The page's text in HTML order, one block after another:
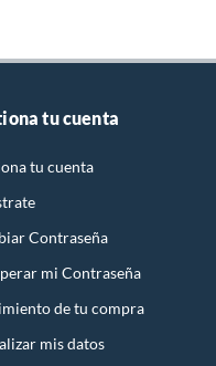
tu cuenta
tu cuenta
Contraseña
mi Contraseña
de tu compra
mis datos